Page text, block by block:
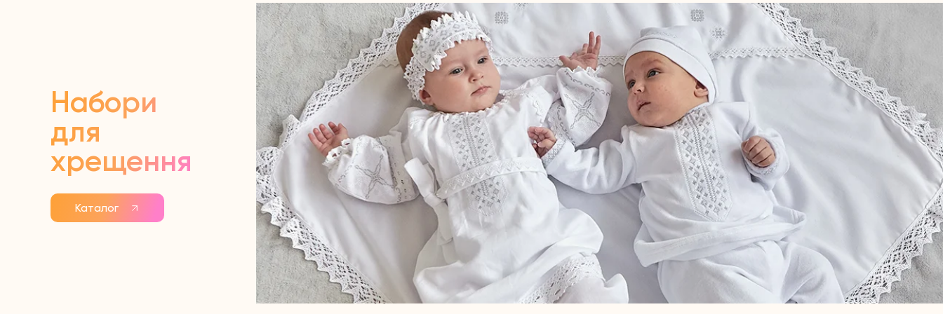
Набори
для
хрещення
Каталог